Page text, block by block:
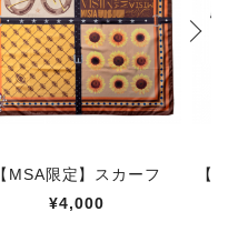
【MSA限定】スカーフ
¥4,000
【